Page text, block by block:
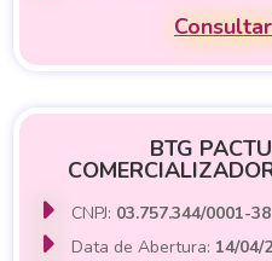
BTG
CNPJ: 03.757.344/0001-38
Data de Abertura: 14/04/